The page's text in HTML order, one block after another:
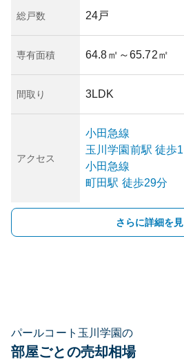
総戸数 24戸
専有面積 64.8㎡ ～65.72㎡
間取り 3LDK
アクセス
小田急線
玉川学園前駅 徒歩
小田急線
町田駅 徒歩29分
さらに詳細を
パールコート玉川学園の
部屋ごとの売却相場